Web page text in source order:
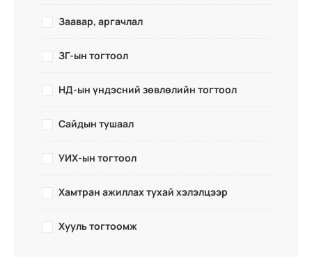
Заавар, аргачлал
ЗГ-ын тогтоол
НД-ын үндэсний зөвлөлийн тогтоол
Сайдын тушаал
УИХ-ын тогтоол
Хамтран ажиллах тухай хэлэлцээр
Хууль тогтоомж